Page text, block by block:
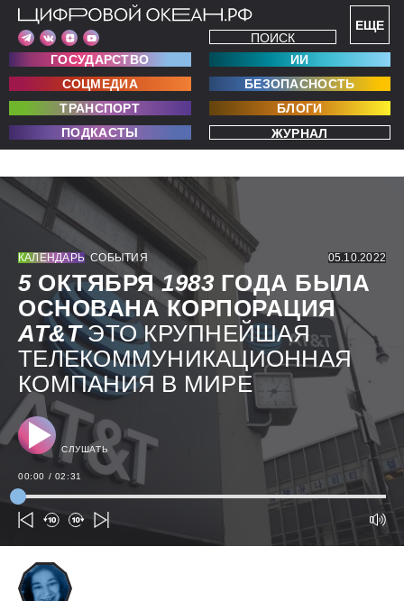
ЕЩЕ
ПОИСК
ГОСУДАРСТВО
ИИ
СОЦМЕДИА
БЕЗОПАСНОСТЬ
ТРАНСПОРТ
БЛОГИ
ПОДКАСТЫ
ЖУРНАЛ
КАЛЕНДАРЬ СОБЫТИЯ 05.10.2022
5 ОКТЯБРЯ1983 ГОДА БЫЛА
ОСНОВАНА КОРПОРАЦИЯ
AT&TЭТО КРУПНЕЙШАЯ
ТЕЛЕКОММУНИКАЦИОННАЯ
КОМПАНИЯ В МИРЕ
СЛУШАТЬ
00:00 / 02:31